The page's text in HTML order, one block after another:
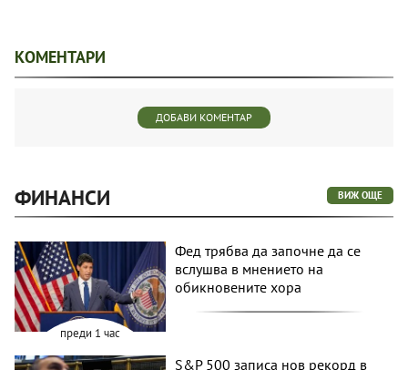
КОМЕНТАРИ
ДОБАВИ КОМЕНТАР
ФИНАНСИ ВИЖ ОЩЕ
преди 1 час
Фед трябва да започне да се
вслушва в мнението на
обикновените хора
S&P 500 записа нов рекорд в